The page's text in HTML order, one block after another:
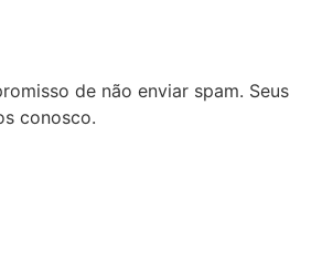
de não enviar spam. Seus
conosco.